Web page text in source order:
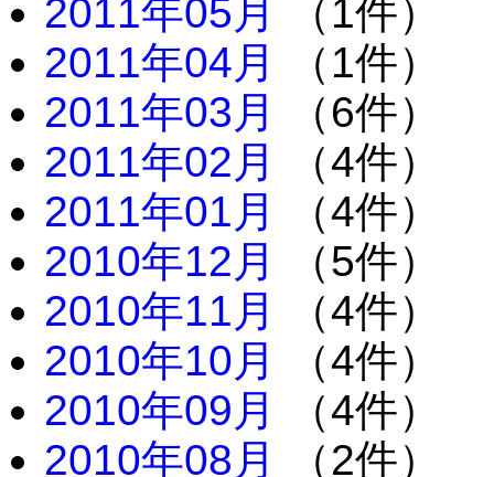
2011年05月
（1件）
2011年04月
（1件）
2011年03月
（6件）
2011年02月
（4件）
2011年01月
（4件）
2010年12月
（5件）
2010年11月
（4件）
2010年10月
（4件）
2010年09月
（4件）
2010年08月
（2件）